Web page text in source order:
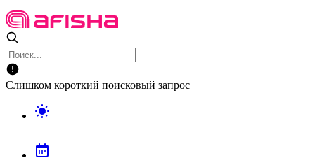
Слишком короткий поисковый запрос